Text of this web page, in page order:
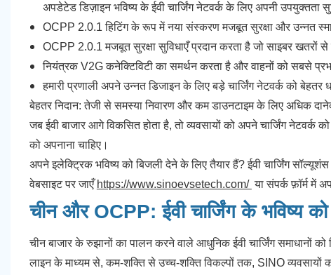
अपडेटेड डिज़ाइन भविष्य के ईवी चार्जिंग नेटवर्क के लिए अपनी उपयुक्तता
OCPP 2.0.1 हिटिंग के रूप में नया संस्करण मजबूत सुरक्षा और उन्नत
OCPP 2.0.1 मजबूत सुरक्षा सुविधाएँ प्रदान करता है जो साइबर खतरों
नियंत्रक V2G कनेक्टिविटी का समर्थन करता है और वाहनों को सबसे
हमारी प्रणाली अपने उन्नत डिजाइन के लिए बड़े चार्जिंग नेटवर्क को बेहतर
बेहतर निदान: तेजी से समस्या निवारण और कम डाउनटाइम के लिए अधिक
जब ईवी बाजार आगे विकसित होता है, तो व्यवसायों को अपने चार्जिंग
को अपनाना चाहिए।
अपने इलेक्ट्रिक भविष्य को बिजली देने के लिए तैयार हैं? ईवी चार्जिंग
वेबसाइट पर जाएँ https://www.sinoevsetech.com/ या संपर्क फ़ॉर्म में
चीन और OCPP: ईवी चार्जिंग के भविष्य को
चीन बाजार के रुझानों का पालन करने वाले आधुनिक ईवी चार्जिंग समाधानों
लाइन के माध्यम से, कम-शक्ति से उच्च-शक्ति विकल्पों तक, SINO व्यवसायों